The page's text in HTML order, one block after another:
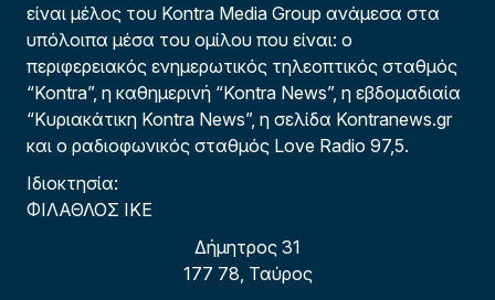
είναι μέλος του Kontra Media Group ανάμεσα στα
υπόλοιπα μέσα του ομίλου που είναι: ο
περιφερειακός ενημερωτικός τηλεοπτικός σταθμός
“Kontra”, η καθημερινή “Kontra News”, η εβδομαδιαία
“Κυριακάτικη Kontra News”, η σελίδα Kontranews.gr
και ο ραδιοφωνικός σταθμός Love Radio 97,5.
Ιδιοκτησία:
ΦΙΛΑΘΛΟΣ ΙΚΕ
Δήμητρος 31
177 78, Ταύρος